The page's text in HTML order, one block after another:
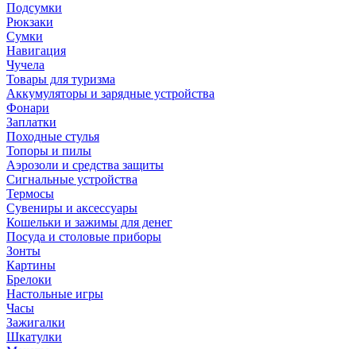
Подсумки
Рюкзаки
Сумки
Навигация
Чучела
Товары для туризма
Аккумуляторы и зарядные устройства
Фонари
Заплатки
Походные стулья
Топоры и пилы
Аэрозоли и средства защиты
Сигнальные устройства
Термосы
Сувениры и аксессуары
Кошельки и зажимы для денег
Посуда и столовые приборы
Зонты
Картины
Брелоки
Настольные игры
Часы
Зажигалки
Шкатулки